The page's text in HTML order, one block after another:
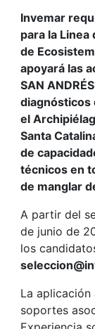
Invemar
para la
de
apoyará las
SAN
diagnósticos
el
Santa
de
técnicos en
de manglar
A partir del
de junio de
los
La
soportes